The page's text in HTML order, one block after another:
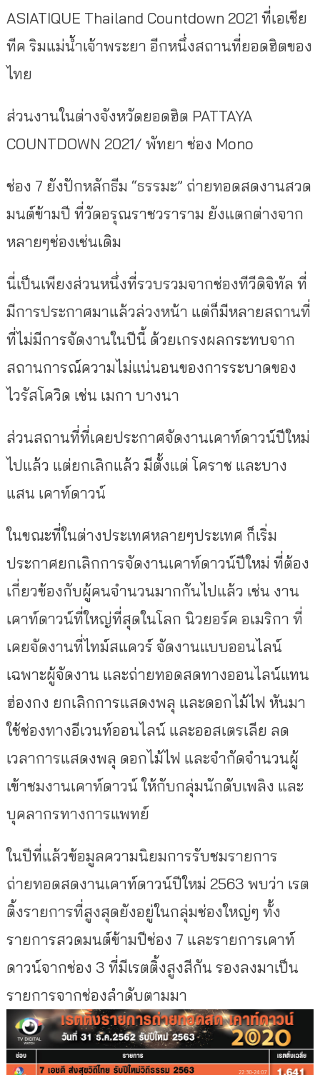
ASIATIQUE Thailand Countdown 2021 ที่เอเชีย
ทีค ริมแม่น้ำเจ้าพระยา อีกหนึ่งสถานที่ยอดฮิตของ
ไทย
ส่วนงานในต่างจังหวัดยอดฮิต PATTAYA
COUNTDOWN 2021/ พัทยา ช่อง Mono
ช่อง 7 ยังปักหลักธีม “ธรรมะ” ถ่ายทอดสดงานสวด
มนต์ข้ามปี ที่วัดอรุณราชวราราม ยังแตกต่างจาก
หลายๆช่องเช่นเดิม
นี่เป็นเพียงส่วนหนึ่งที่รวบรวมจากช่องทีวีดิจิทัล ที่
มีการประกาศมาแล้วล่วงหน้า แต่ก็มีหลายสถานที่
ที่ไม่มีการจัดงานในปีนี้ ด้วยเกรงผลกระทบจาก
สถานการณ์ความไม่แน่นอนของการระบาดของ
ไวรัสโควิด เช่น เมกา บางนา
ส่วนสถานที่ที่เคยประกาศจัดงานเคาท์ดาวน์ปีใหม่
ไปแล้ว แต่ยกเลิกแล้ว มีตั้งแต่ โคราช และบาง
แสน เคาท์ดาวน์
ในขณะที่ในต่างประเทศหลายๆประเทศ ก็เริ่ม
ประกาศยกเลิกการจัดงานเคาท์ดาวน์ปีใหม่ ที่ต้อง
เกี่ยวข้องกับผู้คนจำนวนมากกันไปแล้ว เช่น งาน
เคาท์ดาวน์ที่ใหญ่ที่สุดในโลก นิวยอร์ค อเมริกา ที่
เคยจัดงานที่ไทม์สแควร์ จัดงานแบบออนไลน์
เฉพาะผู้จัดงาน และถ่ายทอดสดทางออนไลน์แทน
ฮ่องกง ยกเลิกการแสดงพลุ และดอกไม้ไฟ หันมา
ใช้ช่องทางอีเวนท์ออนไลน์ และออสเตรเลีย ลด
เวลาการแสดงพลุ ดอกไม้ไฟ และจำกัดจำนวนผู้
เข้าชมงานเคาท์ดาวน์ ให้กับกลุ่มนักดับเพลิง และ
บุคลากรทางการแพทย์
ในปีที่แล้วข้อมูลความนิยมการรับชมรายการ
ถ่ายทอดสดงานเคาท์ดาวน์ปีใหม่ 2563 พบว่า เรต
ติ้งรายการที่สูงสุดยังอยู่ในกลุ่มช่องใหญ่ๆ ทั้ง
รายการสวดมนต์ข้ามปีช่อง 7 และรายการเคาท์
ดาวน์จากช่อง 3 ที่มีเรตติ้งสูงสีกัน รองลงมาเป็น
รายการจากช่องลำดับตามมา